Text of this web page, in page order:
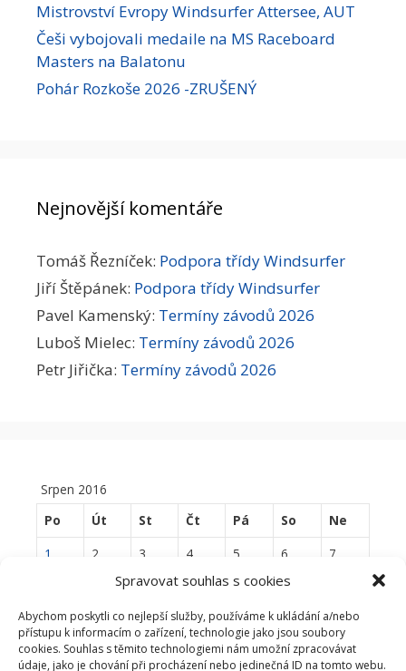
Spravovat souhlas s cookies
Abychom poskytli co nejlepší služby, používáme k ukládání a/nebo
přístupu k informacím o zařízení, technologie jako jsou soubory
cookies. Souhlas s těmito technologiemi nám umožní zpracovávat
údaje, jako je chování při procházení nebo jedinečná ID na tomto webu.
Mistrovství Evropy Windsurfer Attersee, AUT
Češi vybojovali medaile na MS Raceboard
Masters na Balatonu
Pohár Rozkoše 2026 -ZRUŠENÝ
Nejnovější komentáře
Tomáš Řezníček: Podpora třídy Windsurfer
Jiří Štěpánek: Podpora třídy Windsurfer
Pavel Kamenský: Termíny závodů 2026
Luboš Mielec: Termíny závodů 2026
Petr Jiřička: Termíny závodů 2026
Srpen 2016
Po
Út St Čt Pá So
Ne
1
2 3 4 5 6
7
10 11 12 13
15
16 17 18 19 20
21
22
23 24 25 26 27 28